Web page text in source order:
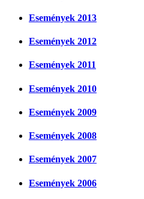
Események 2013
Események 2012
Események 2011
Események 2010
Események 2009
Események 2008
Események 2007
Események 2006